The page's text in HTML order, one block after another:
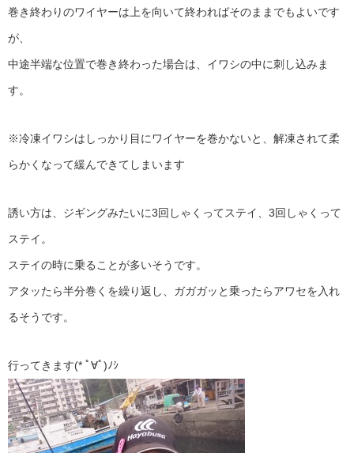
巻き終わりのワイヤーは上を向いて終わればそのままでもよいです
が、
中途半端な位置で巻き終わった場合は、イワシの中に刺し込みま
す。
※冷凍イワシはしっかり目にワイヤーを巻かないと、解凍されて柔
らかくなって緩んできてしまいます
誘い方は、ジギングみたいに3回しゃくってステイ、3回しゃくって
ステイ。
ステイの時に乗ることが多いそうです。
アタッたら半分巻くを繰り返し、ガガガッと乗ったらアワセを入れ
るそうです。
行ってきます(* ﾟ∀ﾟ)ﾉｼ